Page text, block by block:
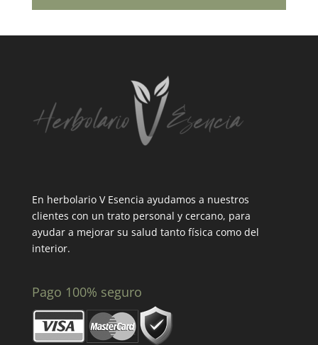
En herbolario V Esencia ayudamos a nuestros
clientes con un trato personal y cercano, para
ayudar a mejorar su salud tanto física como del
interior.
Pago 100% seguro